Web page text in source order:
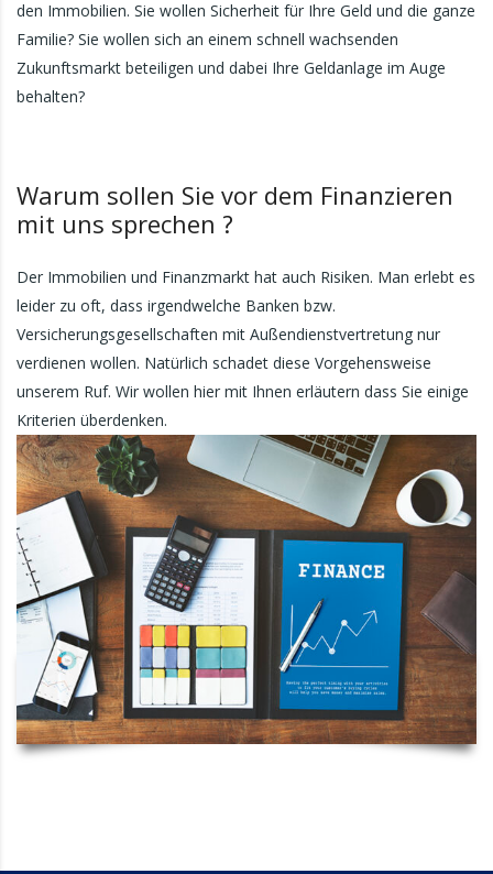
den Immobilien. Sie wollen Sicherheit für Ihre Geld und die ganze
Familie? Sie wollen sich an einem schnell wachsenden
Zukunftsmarkt beteiligen und dabei Ihre Geldanlage im Auge
behalten?
Warum sollen Sie vor dem Finanzieren
mit uns sprechen ?
Der Immobilien und Finanzmarkt hat auch Risiken. Man erlebt es
leider zu oft, dass irgendwelche Banken bzw.
Versicherungsgesellschaften mit Außendienstvertretung nur
verdienen wollen. Natürlich schadet diese Vorgehensweise
unserem Ruf. Wir wollen hier mit Ihnen erläutern dass Sie einige
Kriterien überdenken.